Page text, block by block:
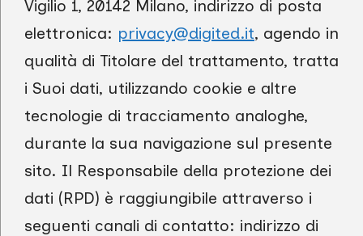
Vigilio 1, 20142 Milano, indirizzo di posta
elettronica: privacy@digited.it, agendo in
qualità di Titolare del trattamento, tratta
i Suoi dati, utilizzando cookie e altre
tecnologie di tracciamento analoghe,
durante la sua navigazione sul presente
sito. Il Responsabile della protezione dei
dati (RPD) è raggiungibile attraverso i
seguenti canali di contatto: indirizzo di